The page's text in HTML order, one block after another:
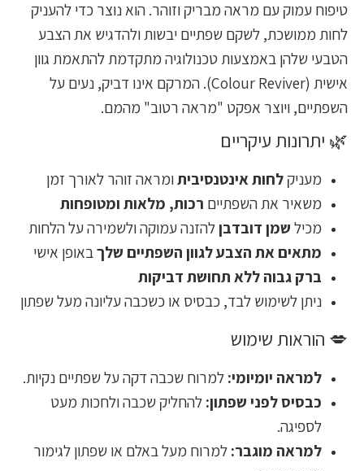
טיפוח עמוק עם מראה מבריק וזוהר. הוא נוצר כדי להעניק
לחות ממושכת, לשקם שפתיים יבשות ולהדגיש את הצבע
הטבעי שלהן באמצעות טכנולוגיה מתקדמת להתאמת גוון
אישית (Colour Reviver). המרקם אינו דביק, נעים על
השפתיים, ויוצר אפקט "מראה רטוב" מהמם.
🌿 יתרונות עיקריים
מעניקלחות אינטנסיביתומראה זוהר לאורך זמן
משאיר את השפתיים רכות, מלאות ומטופחות
מכילשמן דובדבןלהזנה עמוקה ולשמירה על הלחות
מתאים את הצבע לגוון השפתיים שלךבאופן אישי
ברק גבוה ללא תחושת דביקות
ניתן לשימוש לבד, כבסיס או כשכבה עליונה מעל שפתון
💋 הוראות שימוש
למראה יומיומי:למרוח שכבה דקה על שפתיים נקיות.
כבסיס לפני שפתון:להחליק שכבה ולחכות מעט
לספיגה.
למראה מוגבר:למרוח מעל באלם או שפתון לגימור